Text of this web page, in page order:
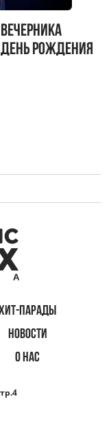
день рождения
ПАРАДЫ
НОВОСТИ
О НАС